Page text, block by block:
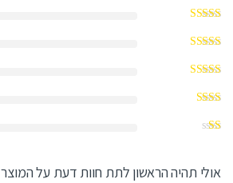
אולי תהיה הראשון לתת חוות דעת על המוצר